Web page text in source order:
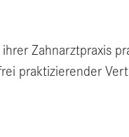
Zahnarztpraxis
praktizierender